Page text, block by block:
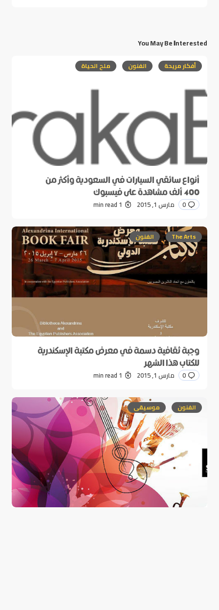
You May Be Interested
أفكار مريحة الفنون ملح الحياة
أنواع سائقي السيارات في السعودية وأكثر من
400 ألف مشاهدة على فيسبوك
0 مارس 1, 2015 1 min read
The Arts الفنون
وجبة ثقافية دسمة في معرض مكتبة الإسكندرية
للكتاب هذا الشهر
0 مارس 1, 2015 1 min read
الفنون موسيقى